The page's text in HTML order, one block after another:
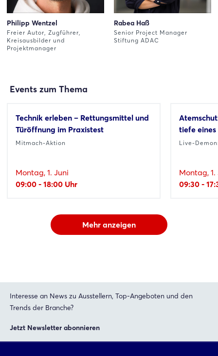
Philipp Wentzel
Freier Autor, Zugführer,
Kreisausbilder und
Projektmanager
Rabea Haß
Senior Project Manager
Stiftung ADAC
Events zum Thema
Technik erleben – Rettungsmittel und
Türöffnung im Praxistest
Mitmach-Aktion
Montag, 1. Juni
09:00 - 18:00 Uhr
tiefe
Live-
Montag, 1.
09:30 -
Mehr anzeigen
Interesse an News zu Ausstellern, Top-Angeboten und den
Trends der Branche?
Jetzt Newsletter abonnieren